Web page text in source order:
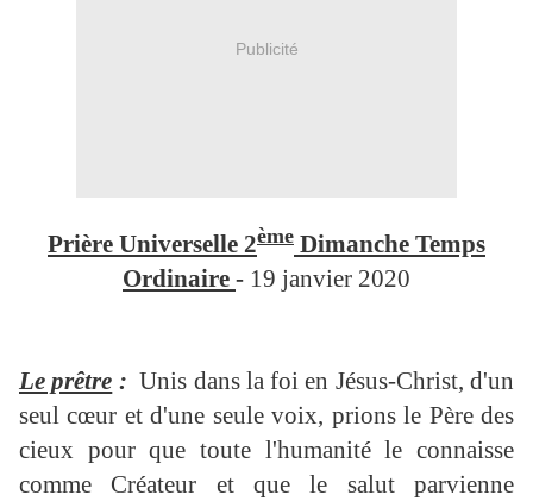
Publicité
Prière Universelle 2ème Dimanche Temps
Ordinaire - 19 janvier 2020
Le prêtre :Unis dans la foi en Jésus-Christ, d'un
seul cœur et d'une seule voix, prions le Père des
cieux pour que toute l'humanité le connaisse
comme Créateur etque le salut parvienne